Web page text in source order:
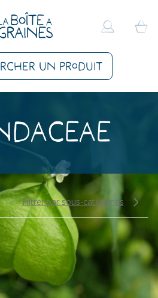
un produit
Filtrer par sous-catégories